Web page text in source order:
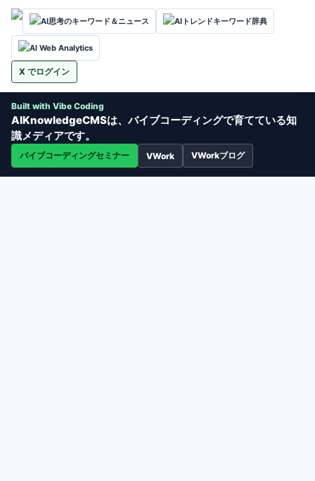
AI思考のキーワード＆ニュース AIトレンドキーワード辞典
AI Web Analytics
X でログイン
Built with Vibe Coding
AIKnowledgeCMSは、バイブコーディングで育てている知
識メディアです。
バイブコーディングセミナー VWork VWorkブログ